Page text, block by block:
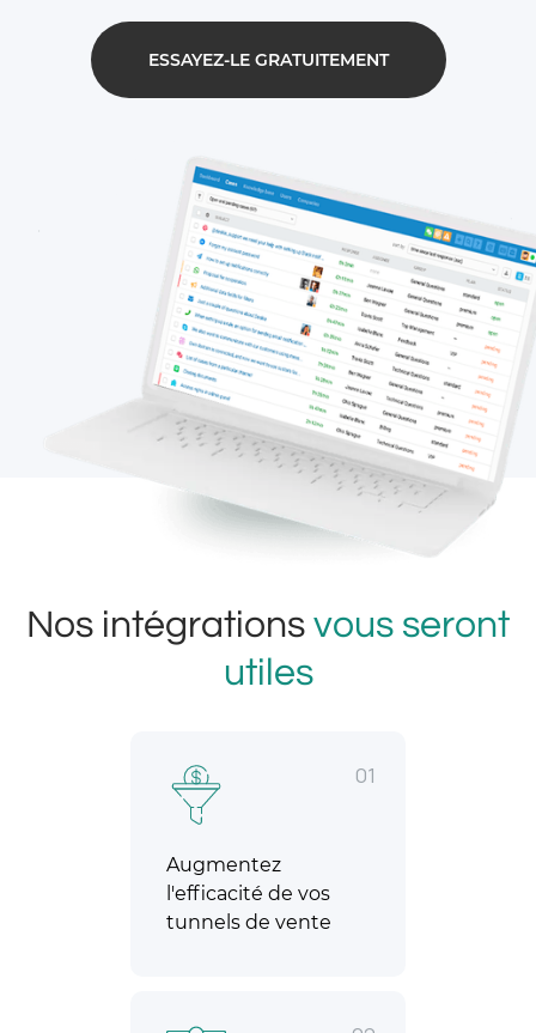
ESSAYEZ-LE GRATUITEMENT
Nos intégrations vous seront
utiles
01
Augmentez
l'efficacité de vos
tunnels de vente